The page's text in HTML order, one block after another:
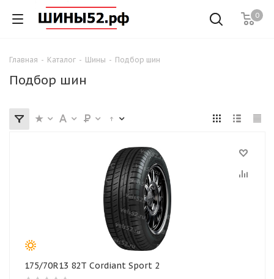
0
Главная - Каталог - Шины - Подбор шин
Подбор шин
175/70R13 82T Cordiant Sport 2